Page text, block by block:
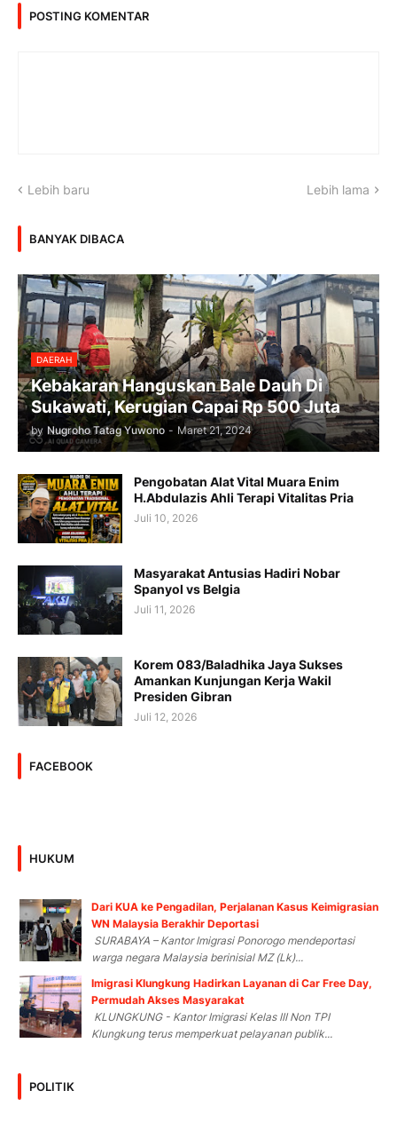
POSTING KOMENTAR
Lebih baru Lebih lama
BANYAK DIBACA
DAERAH
Kebakaran Hanguskan Bale Dauh Di
Sukawati, Kerugian Capai Rp 500 Juta
by Nugroho Tatag Yuwono - Maret 21, 2024
Pengobatan Alat Vital Muara Enim
H.Abdulazis Ahli Terapi Vitalitas Pria
Juli 10, 2026
Masyarakat Antusias Hadiri Nobar
Spanyol vs Belgia
Juli 11, 2026
Korem 083/Baladhika Jaya Sukses
Amankan Kunjungan Kerja Wakil
Presiden Gibran
Juli 12, 2026
FACEBOOK
HUKUM
Dari KUA ke Pengadilan, Perjalanan Kasus Keimigrasian
WN Malaysia Berakhir Deportasi
SURABAYA – Kantor Imigrasi Ponorogo mendeportasi
warga negara Malaysia berinisial MZ (Lk)...
Imigrasi Klungkung Hadirkan Layanan di Car Free Day,
Permudah Akses Masyarakat
KLUNGKUNG - Kantor Imigrasi Kelas III Non TPI
Klungkung terus memperkuat pelayanan publik...
POLITIK